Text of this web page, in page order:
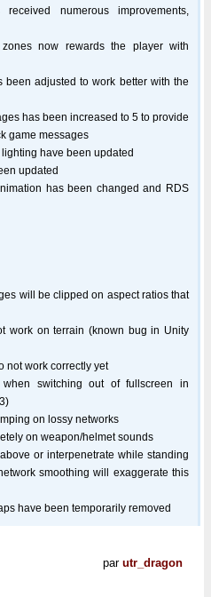
numerous improvements,
zones now rewards the player with
been adjusted to work better with the
has been increased to 5 to provide
game messages
have been updated
updated
has been changed and RDS
will be clipped on aspect ratios that
work on terrain (known bug in Unity
not work correctly yet
switching out of fullscreen in
on lossy networks
on weapon/helmet sounds
or interpenetrate while standing
smoothing will exaggerate this
have been temporarily removed
par utr_dragon